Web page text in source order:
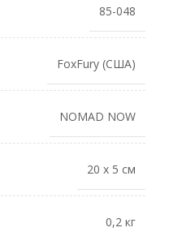
85-048
FoxFury (США)
NOMAD NOW
20 х 5 см
0,2 кг